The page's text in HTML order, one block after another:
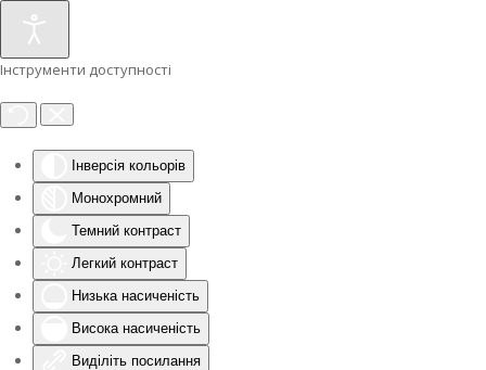
Інструменти доступності
Інверсія кольорів
Монохромний
Темний контраст
Легкий контраст
Низька насиченість
Висока насиченість
Виділіть посилання